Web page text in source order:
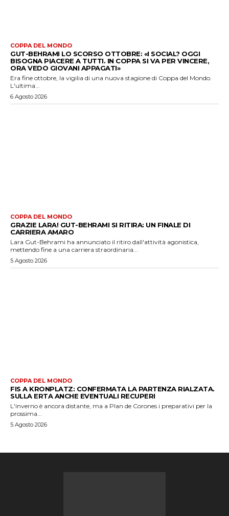
COPPA DEL MONDO
GUT-BEHRAMI LO SCORSO OTTOBRE: «I SOCIAL? OGGI
BISOGNA PIACERE A TUTTI. IN COPPA SI VA PER VINCERE,
ORA VEDO GIOVANI APPAGATI»
Era fine ottobre, la vigilia di una nuova stagione di Coppa del Mondo.
L'ultima...
6 Agosto 2026
COPPA DEL MONDO
GRAZIE LARA! GUT-BEHRAMI SI RITIRA: UN FINALE DI
CARRIERA AMARO
Lara Gut-Behrami ha annunciato il ritiro dall'attività agonistica,
mettendo fine a una carriera straordinaria...
5 Agosto 2026
COPPA DEL MONDO
FIS A KRONPLATZ: CONFERMATA LA PARTENZA RIALZATA.
SULLA ERTA ANCHE EVENTUALI RECUPERI
L'inverno è ancora distante, ma a Plan de Corones i preparativi per la
prossima...
5 Agosto 2026